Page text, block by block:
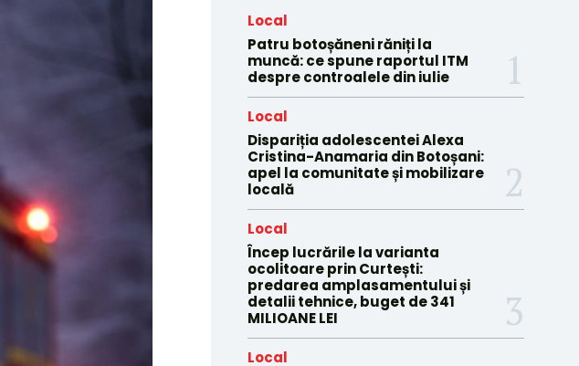
Local
Patru botoșăneni răniți la
muncă: ce spune raportul ITM
despre controalele din iulie
Local
Dispariția adolescentei Alexa
Cristina-Anamaria din Botoșani:
apel la comunitate și mobilizare
locală
Local
Încep lucrările la varianta
ocolitoare prin Curtești:
predarea amplasamentului și
detalii tehnice, buget de 341
MILIOANE LEI
Local